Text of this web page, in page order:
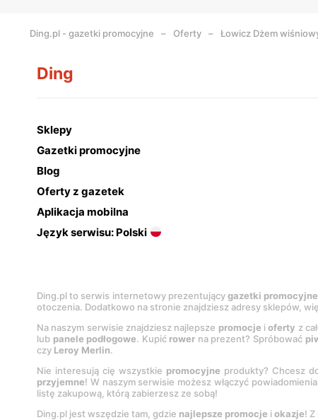
Ding.pl - gazetki promocyjne Oferty Łowicz Dżem
Ding
Sklepy
Gazetki promocyjne
Blog
Oferty z gazetek
Aplikacja mobilna
Język serwisu: Polski
Ding.pl to serwis internetowy prezentującygazetki promocyjne
otoczenia. Dodatkowo na stronie znajdziesz adresy sklepów,
Na naszym serwisie znajdziesz najlepsze promocje ioferty z
lub panele podłogowe. Kupić rower na prezent? Spróbować
czy Leroy Merlin.
Nie interesują cię wszystkie promocyjne produkty? Chcesz
przyjemne! W naszym serwisie możesz włączyć
listę zakupową, którą zabierzesz ze sobą!
Ding.pl jest wszędzie tam, gdzie najlepsze promocje i okazje!